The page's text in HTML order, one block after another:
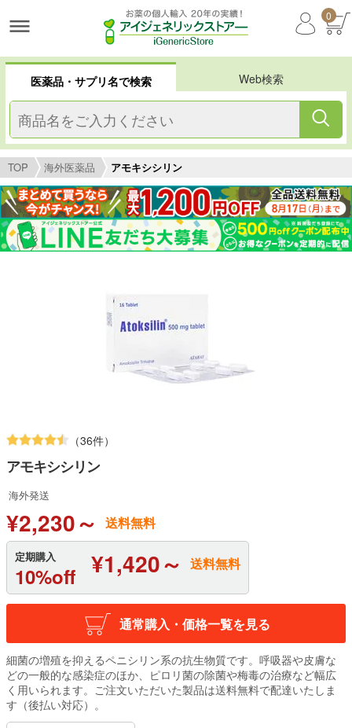
0
医薬品・サプリ名で検索 Web検索
TOP 海外医薬品 アモキシシリン
（36件）
アモキシシリン
海外発送
¥2,230～ 送料無料
定期購入
10%off ¥1,420～ 送料無料
通常購入・価格一覧を見る
細菌の増殖を抑えるペニシリン系の抗生物質です。呼吸器や皮膚な
どの一般的な感染症のほか、ピロリ菌の除菌や梅毒の治療など幅広
く用いられます。ご注文いただいた製品は送料無料で配達いたしま
す（後払い対応）。